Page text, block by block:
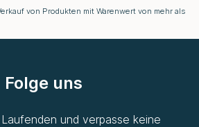
von Produkten mit Warenwert von mehr als
Folge uns
und verpasse keine